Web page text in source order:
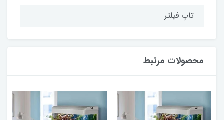
تاپ فیلتر
محصولات مرتبط